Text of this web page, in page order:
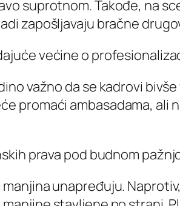
suprotnom. Takođe, na
zapošljavaju bračne
većine o
važno da se kadrovi
promaći ambasadama, ali
prava pod budnom
unapređuju.